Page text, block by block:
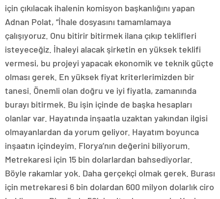
için çıkılacak ihalenin komisyon başkanlığını yapan
Adnan Polat, “İhale dosyasını tamamlamaya
çalışıyoruz. Onu bitirir bitirmek ilana çıkıp teklifleri
isteyeceğiz. İhaleyi alacak şirketin en yüksek teklifi
vermesi, bu projeyi yapacak ekonomik ve teknik güçte
olması gerek. En yüksek fiyat kriterlerimizden bir
tanesi. Önemli olan doğru ve iyi fiyatla, zamanında
burayı bitirmek. Bu işin içinde de başka hesapları
olanlar var. Hayatında inşaatla uzaktan yakından ilgisi
olmayanlardan da yorum geliyor. Hayatım boyunca
inşaatın içindeyim. Florya’nın değerini biliyorum.
Metrekaresi için 15 bin dolarlardan bahsediyorlar.
Böyle rakamlar yok. Daha gerçekçi olmak gerek. Burası
için metrekaresi 6 bin dolardan 600 milyon dolarlık ciro